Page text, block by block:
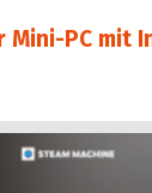
Mini-PC mit